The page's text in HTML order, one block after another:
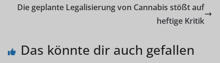
Die geplante Legalisierung von Cannabis stößt auf
heftige Kritik
Das könnte dir auch gefallen